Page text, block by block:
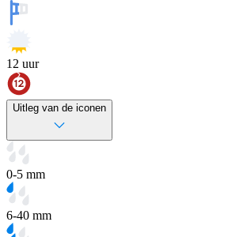
12 uur
Uitleg van de iconen
0-5 mm
6-40 mm